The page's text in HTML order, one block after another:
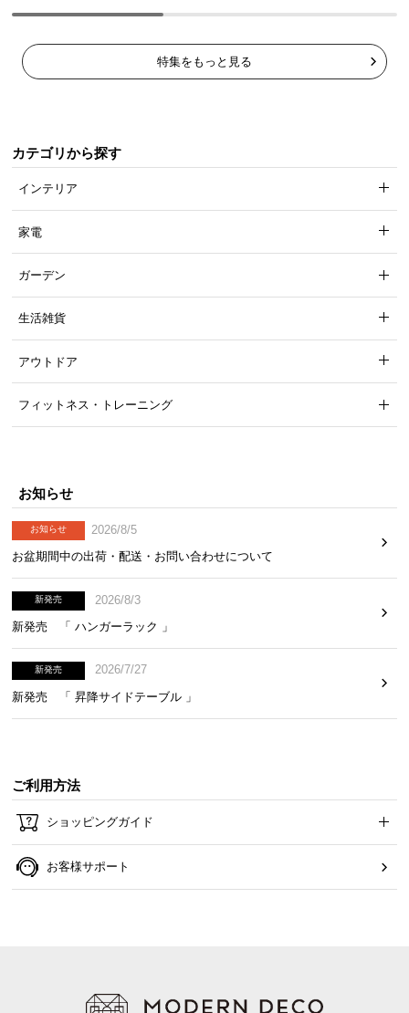
特集をもっと見る
カテゴリから探す
インテリア
家電
ガーデン
生活雑貨
アウトドア
フィットネス・トレーニング
お知らせ
お知らせ
2026/8/5
お盆期間中の出荷・配送・お問い合わせについて
新発売
2026/8/3
新発売 「 ハンガーラック 」
新発売
2026/7/27
新発売 「 昇降サイドテーブル 」
ご利用方法
ショッピングガイド
お客様サポート